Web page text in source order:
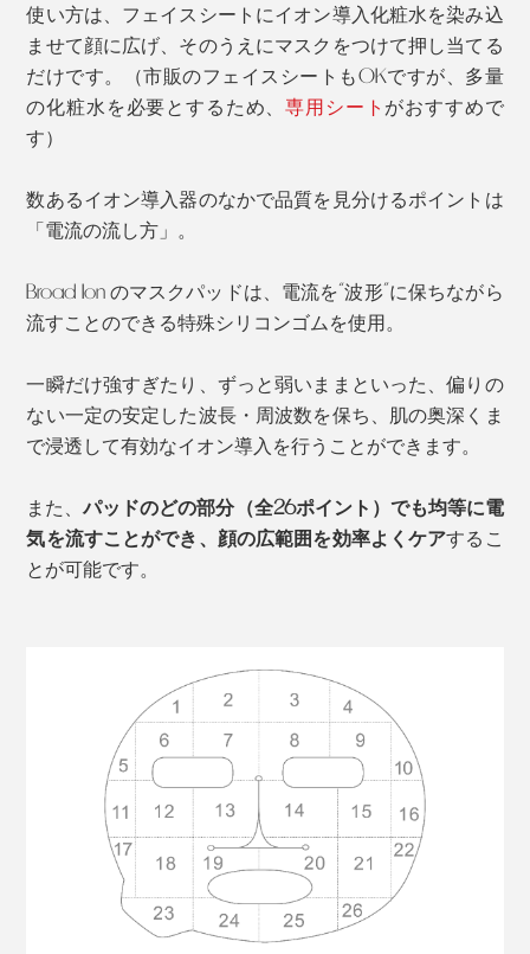
そのため、電極を当てて（－）の微弱電流を流すと、
（－）同士が反発しあい、美容成分は肌の角質層深くま
で浸透していきます。
使い方は、フェイスシートにイオン導入化粧水を染み込
ませて顔に広げ、そのうえにマスクをつけて押し当てる
だけです。（市販のフェイスシートもOKですが、多量
の化粧水を必要とするため、専用シート がおすすめで
す）
数あるイオン導入器のなかで品質を見分けるポイントは
「電流の流し方」。
Broad Ion のマスクパッドは、電流を“波形”に保ちながら
流すことのできる特殊シリコンゴムを使用。
一瞬だけ強すぎたり、ずっと弱いままといった、偏りの
ない一定の安定した波長・周波数を保ち、肌の奥深くま
で浸透して有効なイオン導入を行うことができます。
また、パッドのどの部分（全26ポイント）でも均等に電
気を流すことができ、顔の広範囲を効率よくケアするこ
とが可能です。